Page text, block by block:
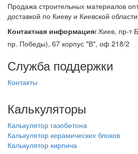
Продажа строительных материалов
доставкой по Киеву и Киевской области
Контактная информацияг.Киев, пр-т
пр. Победы), 67 корпус "В", оф 218/2
Служба поддержки
Контакты
Калькуляторы
Калькулятор газобетона
Калькулятор керамических блоков
Калькулятор кирпича